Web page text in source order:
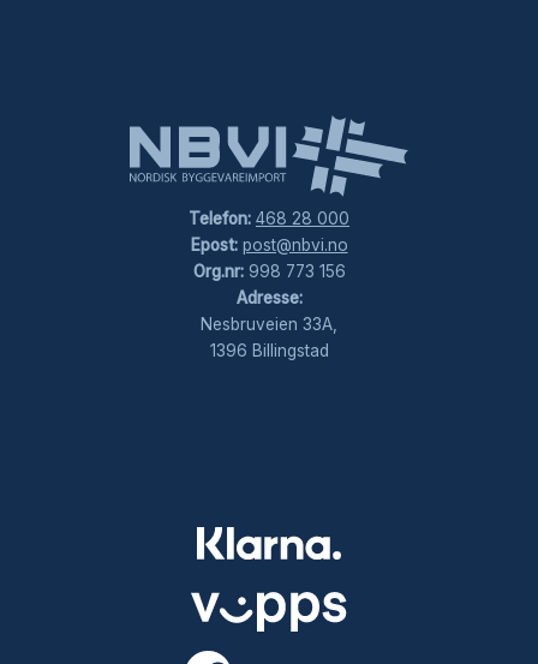
Telefon: 468 28 000
Epost: post@nbvi.no
Org.nr:998 773 156
Adresse:
Nesbruveien 33A,
1396 Billingstad